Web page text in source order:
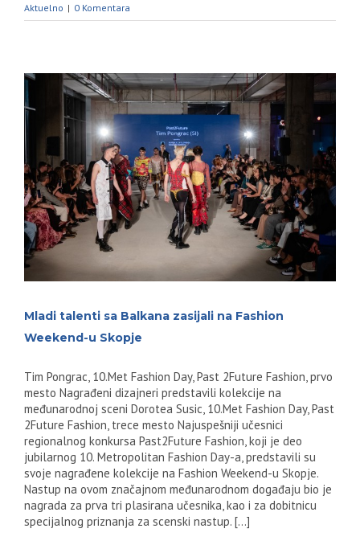
Aktuelno | 0 Komentara
Mladi talenti sa Balkana zasijali na Fashion
Weekend-u Skopje
Tim Pongrac, 10.Met Fashion Day, Past 2Future Fashion, prvo
mesto Nagrađeni dizajneri predstavili kolekcije na
međunarodnoj sceni Dorotea Susic, 10.Met Fashion Day, Past
2Future Fashion, trece mesto Najuspešniji učesnici
regionalnog konkursa Past2Future Fashion, koji je deo
jubilarnog 10. Metropolitan Fashion Day-a, predstavili su
svoje nagrađene kolekcije na Fashion Weekend-u Skopje.
Nastup na ovom značajnom međunarodnom događaju bio je
nagrada za prva tri plasirana učesnika, kao i za dobitnicu
specijalnog priznanja za scenski nastup. […]